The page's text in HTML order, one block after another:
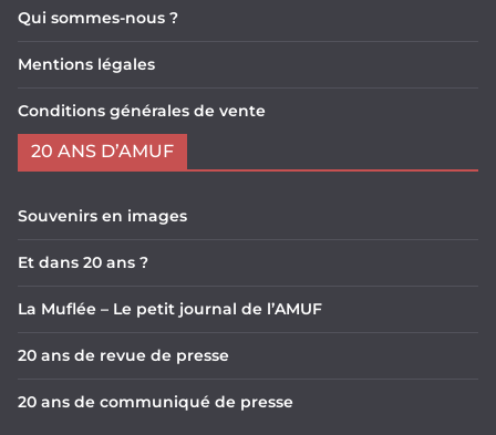
Qui sommes-nous ?
Mentions légales
Conditions générales de vente
20 ANS D’AMUF
Souvenirs en images
Et dans 20 ans ?
La Muflée – Le petit journal de l’AMUF
20 ans de revue de presse
20 ans de communiqué de presse